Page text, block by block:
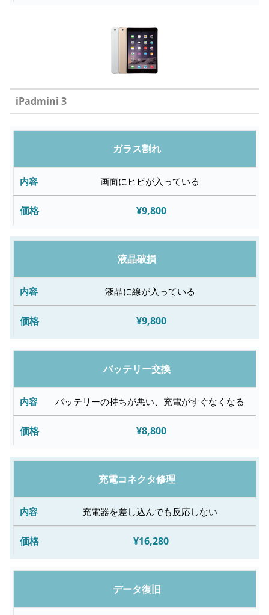
iPadmini 3
理
内
容
故
容
修
理
ガラス割れ
画面にヒビが入っている
¥9,800
液晶破損
液晶に線が入っている
¥9,800
バッテリー交換
バッテリーの持ちが悪い、充電がすぐなくなる
¥8,800
充電コネクタ修理
充電器を差し込んでも反応しない
¥16,280
データ復旧